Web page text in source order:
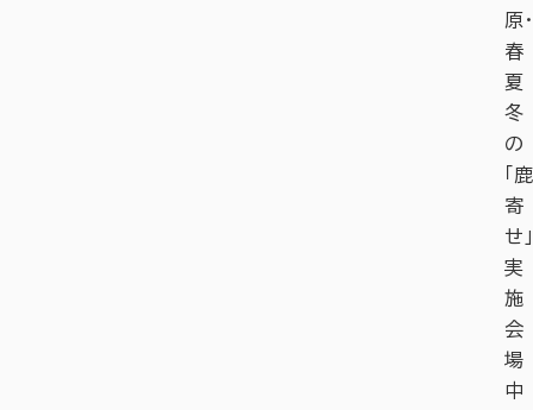
原・
春
夏
冬
の
「鹿
寄
せ」
実
施
会
場
中